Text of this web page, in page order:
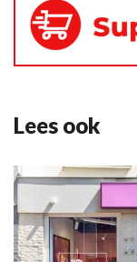
Lees ook